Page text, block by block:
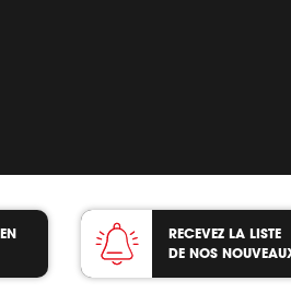
RECEVEZ LA LISTE
DE NOS